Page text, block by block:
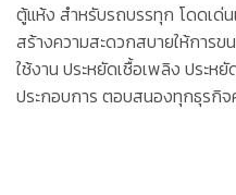
ตู้แห้ง สำหรับรถบรรทุก โดดเด่น
สร้างความสะดวกสบายให้การ
ใช้งาน ประหยัดเชื้อเพลิง ประห
ประกอบการ ตอบสนองทุกธุรกิ